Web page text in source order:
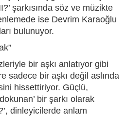
şarkısında söz ve müzikte
ise Devrim Karaoğlu
bulunuyor.
bir aşkı anlatıyor gibi
sadece bir aşkı değil aslında
hissettiriyor. Güçlü,
bir şarkı olarak
dinleyicilerde anlam